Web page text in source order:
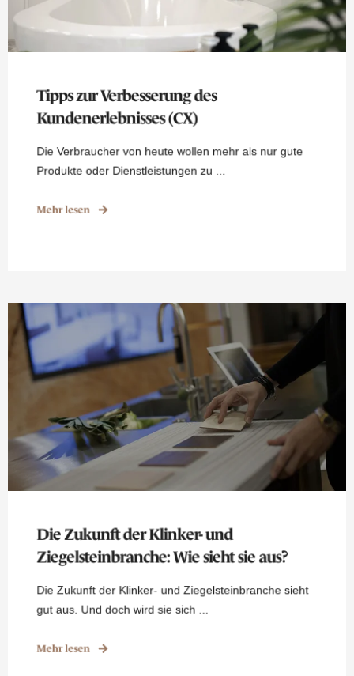
Tipps zur Verbesserung des
Kundenerlebnisses (CX)
Die Verbraucher von heute wollen mehr als nur gute
Produkte oder Dienstleistungen zu ...
Mehr lesen
Die Zukunft der Klinker- und
Ziegelsteinbranche: Wie sieht sie aus?
Die Zukunft der Klinker- und Ziegelsteinbranche sieht
gut aus. Und doch wird sie sich ...
Mehr lesen